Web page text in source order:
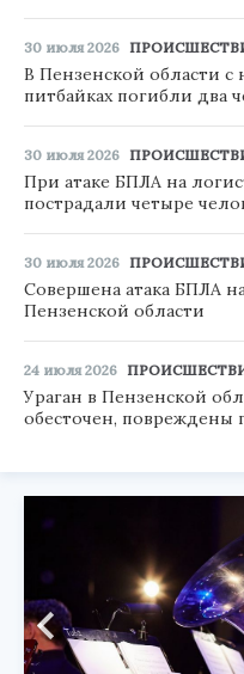
30 июля 2026
В Пензенской области с
питбайках погибли два
30 июля 2026
При атаке БПЛА на
пострадали четыре
30 июля 2026
Совершена атака БПЛА
Пензенской области
24 июля 2026
Ураган в Пензенской
обесточен, повреждены